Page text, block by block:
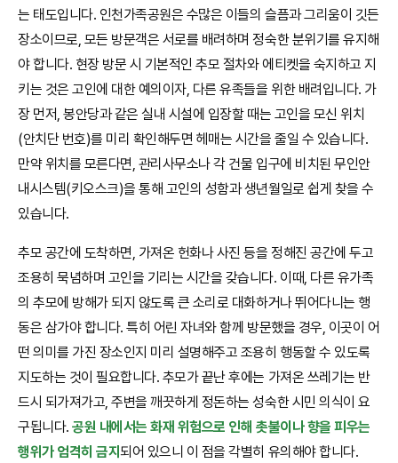
는 태도입니다. 인천가족공원은 수많은 이들의 슬픔과 그리움이 깃든
장소이므로, 모든 방문객은 서로를 배려하며 정숙한 분위기를 유지해
야 합니다. 현장 방문 시 기본적인 추모 절차와 에티켓을 숙지하고 지
키는 것은 고인에 대한 예의이자, 다른 유족들을 위한 배려입니다. 가
장 먼저, 봉안당과 같은 실내 시설에 입장할 때는 고인을 모신 위치
(안치단 번호)를 미리 확인해두면 헤매는 시간을 줄일 수 있습니다.
만약 위치를 모른다면, 관리사무소나 각 건물 입구에 비치된 무인안
내시스템(키오스크)을 통해 고인의 성함과 생년월일로 쉽게 찾을 수
있습니다.
추모 공간에 도착하면, 가져온 헌화나 사진 등을 정해진 공간에 두고
조용히 묵념하며 고인을 기리는 시간을 갖습니다. 이때, 다른 유가족
의 추모에 방해가 되지 않도록 큰 소리로 대화하거나 뛰어다니는 행
동은 삼가야 합니다. 특히 어린 자녀와 함께 방문했을 경우, 이곳이 어
떤 의미를 가진 장소인지 미리 설명해주고 조용히 행동할 수 있도록
지도하는 것이 필요합니다. 추모가 끝난 후에는 가져온 쓰레기는 반
드시 되가져가고, 주변을 깨끗하게 정돈하는 성숙한 시민 의식이 요
구됩니다.공원 내에서는 화재 위험으로 인해 촛불이나 향을 피우는
행위가 엄격히 금지되어 있으니 이 점을 각별히 유의해야 합니다.